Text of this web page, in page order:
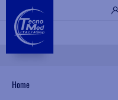
Home